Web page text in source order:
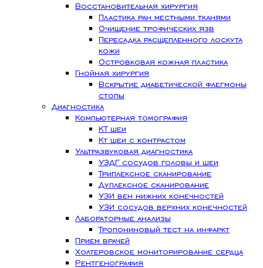
Восстановительная хирургия
Пластика ран местными тканями
Очищение трофических язв
Пересадка расщепленного лоскута
кожи
Островковая кожная пластика
Гнойная хирургия
Вскрытие диабетической флегмоны
стопы
Диагностика
Компьютерная томография
КТ шеи
Кт шеи с контрастом
Ультразвуковая диагностика
УЗДГ сосудов головы и шеи
Триплексное сканирование
Дуплексное сканирование
УЗИ вен нижних конечностей
УЗИ сосудов верхних конечностей
Лабораторные анализы
Тропониновый тест на инфаркт
Прием врачей
Холтеровское мониторирование сердца
Рентгенография